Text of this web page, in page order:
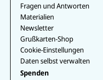
Fragen und Antworten
Materialien
Newsletter
Grußkarten-Shop
Cookie-Einstellungen
Daten selbst verwalten
Spenden